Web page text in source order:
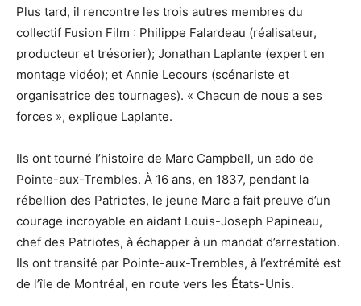
Plus tard, il rencontre les trois autres membres du
collectif Fusion Film : Philippe Falardeau (réalisateur,
producteur et trésorier); Jonathan Laplante (expert en
montage vidéo); et Annie Lecours (scénariste et
organisatrice des tournages). « Chacun de nous a ses
forces », explique Laplante.
Ils ont tourné l’histoire de Marc Campbell, un ado de
Pointe-aux-Trembles. À 16 ans, en 1837, pendant la
rébellion des Patriotes, le jeune Marc a fait preuve d’un
courage incroyable en aidant Louis-Joseph Papineau,
chef des Patriotes, à échapper à un mandat d’arrestation.
Ils ont transité par Pointe-aux-Trembles, à l’extrémité est
de l’île de Montréal, en route vers les États-Unis.